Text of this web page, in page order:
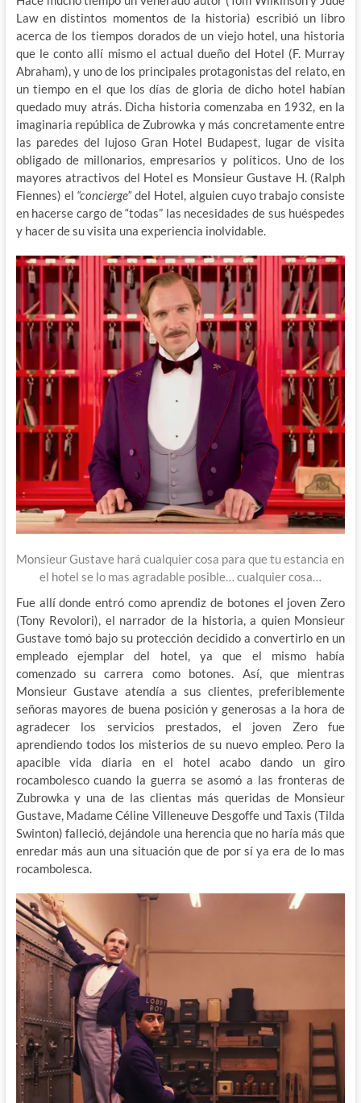
Law en distintos momentos de la historia) escribió un libro
acerca de los tiempos dorados de un viejo hotel, una historia
que le conto allí mismo el actual dueño del Hotel (F. Murray
Abraham), y uno de los principales protagonistas del relato, en
un tiempo en el que los días de gloria de dicho hotel habían
quedado muy atrás. Dicha historia comenzaba en 1932, en la
imaginaria república de Zubrowka y más concretamente entre
las paredes del lujoso Gran Hotel Budapest, lugar de visita
obligado de millonarios, empresarios y políticos. Uno de los
mayores atractivos del Hotel es Monsieur Gustave H. (Ralph
Fiennes) el “concierge”del Hotel, alguien cuyo trabajo consiste
en hacerse cargo de “todas” las necesidades de sus huéspedes
y hacer de su visita una experiencia inolvidable.
Monsieur Gustave hará cualquier cosa para que tu estancia en
el hotel se lo mas agradable posible… cualquier cosa…
Fue allí donde entró como aprendiz de botones el joven Zero
(Tony Revolori), el narrador de la historia, a quien Monsieur
Gustave tomó bajo su protección decidido a convertirlo en un
empleado ejemplar del hotel, ya que el mismo había
comenzado su carrera como botones. Así, que mientras
Monsieur Gustave atendía a sus clientes, preferiblemente
señoras mayores de buena posición y generosas a la hora de
agradecer los servicios prestados, el joven Zero fue
aprendiendo todos los misterios de su nuevo empleo. Pero la
apacible vida diaria en el hotel acabo dando un giro
rocambolesco cuando la guerra se asomó a las fronteras de
Zubrowka y una de las clientas más queridas de Monsieur
Gustave, Madame Céline Villeneuve Desgoffe und Taxis (Tilda
Swinton) falleció, dejándole una herencia que no haría más que
enredar más aun una situación que de por sí ya era de lo mas
rocambolesca.